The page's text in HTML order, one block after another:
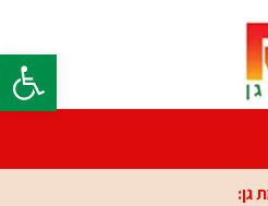
פתח
גן: